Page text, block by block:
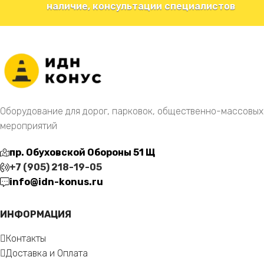
наличие, консультации специалистов
Оборудование для дорог, парковок, общественно-массовых
мероприятий
пр. Обуховской Обороны 51 Щ
+7 (905) 218-19-05
info@idn-konus.ru
ИНФОРМАЦИЯ
Контакты
Доставка и Оплата